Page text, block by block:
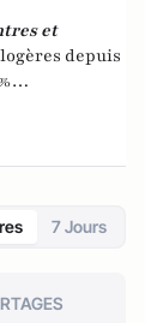
et
depuis
horloger
7 Jours